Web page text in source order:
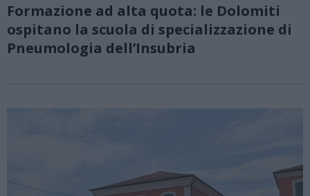
Formazione ad alta quota: le Dolomiti
ospitano la scuola di specializzazione di
Pneumologia dell’Insubria